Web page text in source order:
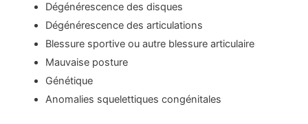
Dégénérescence des disques
Dégénérescence des articulations
Blessure sportive ou autre blessure articulaire
Mauvaise posture
Génétique
Anomalies squelettiques congénitales